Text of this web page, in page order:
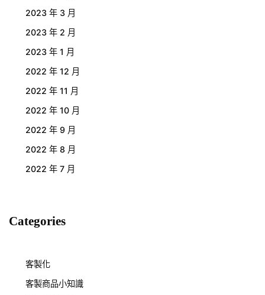
2023 年 3 月
2023 年 2 月
2023 年 1 月
2022 年 12 月
2022 年 11 月
2022 年 10 月
2022 年 9 月
2022 年 8 月
2022 年 7 月
Categories
客製化
客製商品小知識